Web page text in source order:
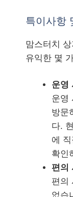
특이사항
맘스터치
유익한 몇
운영
운영
방문
다.
에
확인
편의
편의